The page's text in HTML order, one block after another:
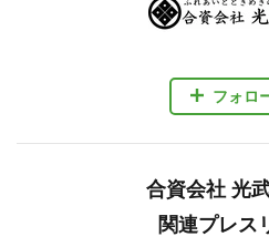
フォロ
合資会社 光
関連プレス